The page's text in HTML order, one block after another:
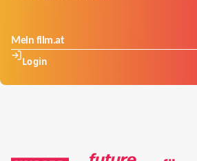
Mein film.at
Login